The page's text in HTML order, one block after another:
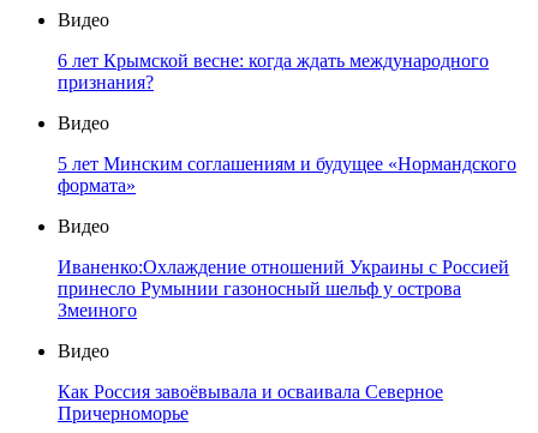
Видео
6 лет Крымской весне: когда ждать международного
признания?
Видео
5 лет Минским соглашениям и будущее «Нормандского
формата»
Видео
Иваненко:Охлаждение отношений Украины с Россией
принесло Румынии газоносный шельф у острова
Змеиного
Видео
Как Россия завоёвывала и осваивала Северное
Причерноморье